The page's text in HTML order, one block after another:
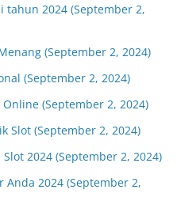
2024 (September 2,
(September 2, 2024)
(September 2, 2024)
(September 2, 2024)
Slot (September 2, 2024)
2024 (September 2, 2024)
2024 (September 2,